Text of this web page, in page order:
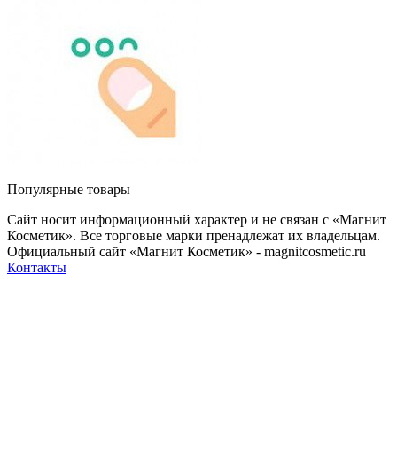
Популярные товары
Сайт носит информационный характер и не связан с «Магнит
Косметик». Все торговые марки пренадлежат их владельцам.
Официальный сайт «Магнит Косметик» - magnitcosmetic.ru
Контакты